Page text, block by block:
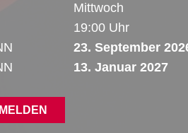
Mittwoch
19:00 Uhr
23. September
13. Januar 2027